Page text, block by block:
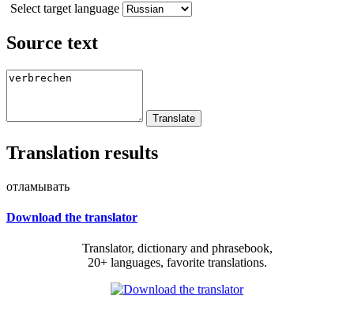
Select target language
Source text
Translation results
отламывать
Download the translator
Translator, dictionary and phrasebook,
20+ languages, favorite translations.